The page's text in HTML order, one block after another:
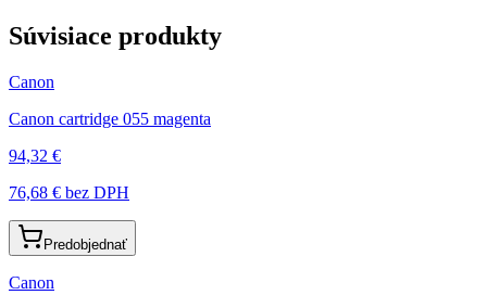
Súvisiace produkty
Canon
Canon cartridge 055 magenta
94,32 €
76,68 € bez DPH
Predobjednať
Canon